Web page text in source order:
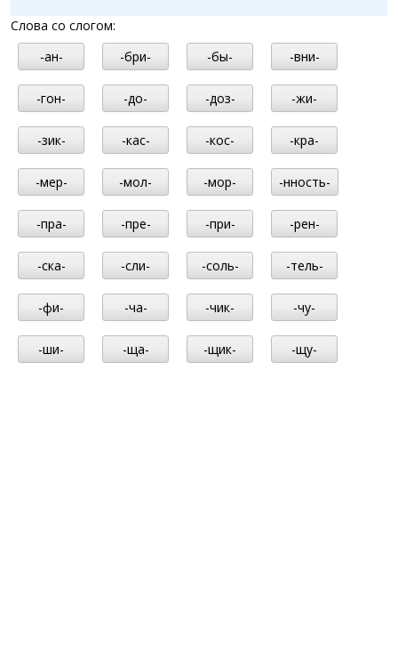
Слова со слогом:
-ан-
-бри- -бы- -вни-
-гон- -до- -доз- -жи-
-зик- -кас- -кос- -кра-
-мер- -мол- -мор- -нность-
-пра- -пре- -при- -рен-
-ска- -сли- -соль- -тель-
-фи- -ча- -чик- -чу-
-ши- -ща- -щик- -щу-